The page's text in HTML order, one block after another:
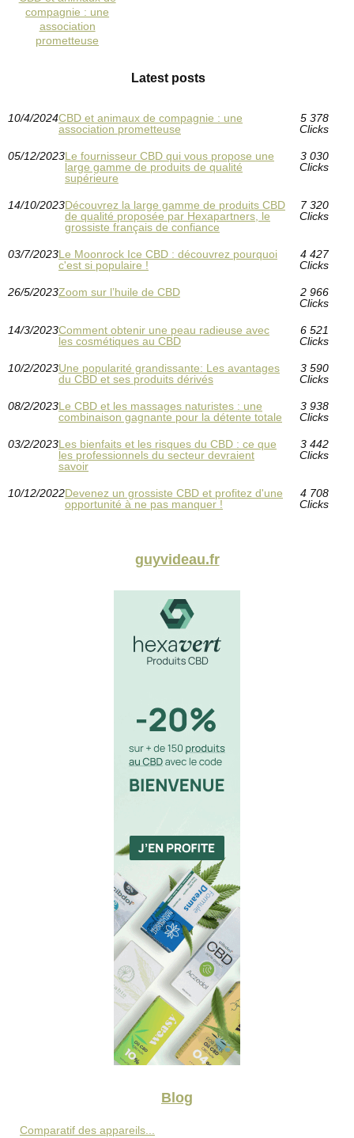
compagnie : une
association
prometteuse
Latest posts
10/4/2024CBD et animaux de compagnie : une
association prometteuse
5 378
Clicks
05/12/2023Le fournisseur CBD qui vous propose une
large gamme de produits de qualité
supérieure
3 030
Clicks
14/10/2023Découvrez la large gamme de produits CBD
de qualité proposée par Hexapartners, le
grossiste français de confiance
7 320
Clicks
03/7/2023Le Moonrock Ice CBD : découvrez pourquoi
c'est si populaire !
4 427
Clicks
26/5/2023Zoom sur l’huile de CBD
2 966
Clicks
14/3/2023Comment obtenir une peau radieuse avec
les cosmétiques au CBD
6 521
Clicks
10/2/2023Une popularité grandissante: Les avantages
du CBD et ses produits dérivés
3 590
Clicks
08/2/2023Le CBD et les massages naturistes : une
combinaison gagnante pour la détente totale
3 938
Clicks
03/2/2023Les bienfaits et les risques du CBD : ce que
les professionnels du secteur devraient
savoir
3 442
Clicks
10/12/2022Devenez un grossiste CBD et profitez d'une
opportunité à ne pas manquer !
4 708
Clicks
guyvideau.fr
Blog
Comparatif des appareils...